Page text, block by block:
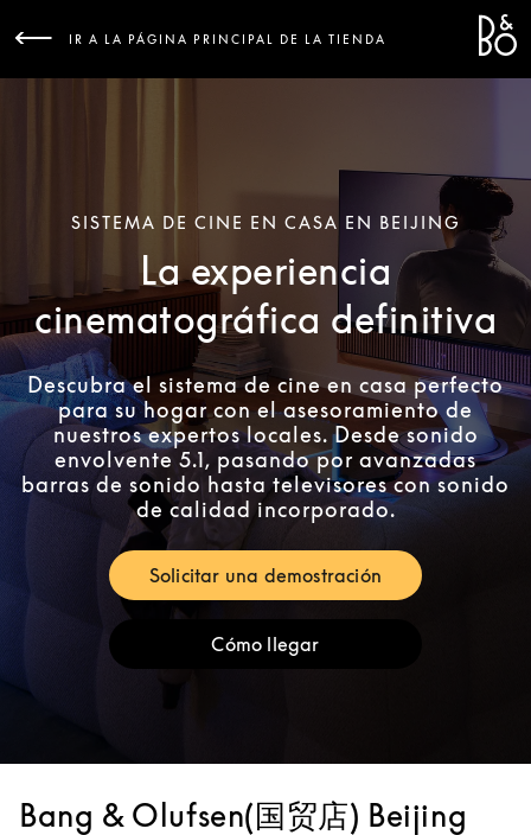
IR A LA PÁGINA PRINCIPAL DE LA TIENDA
SISTEMA DE CINE EN CASA EN BEIJING
La experiencia
cinematográfica definitiva
Descubra el sistema de cine en casa perfecto
para su hogar con el asesoramiento de
nuestros expertos locales. Desde sonido
envolvente 5.1, pasando por avanzadas
barras de sonido hasta televisores con sonido
de calidad incorporado.
Solicitar una demostración
Link Opens in New Tab
Cómo llegarLink Opens in New Tab
Bang & Olufsen(国贸店) Beijing